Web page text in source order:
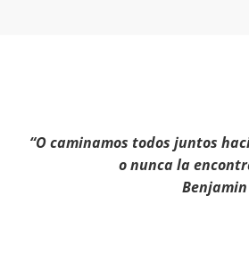
“O caminamos todos juntos
o nunca la